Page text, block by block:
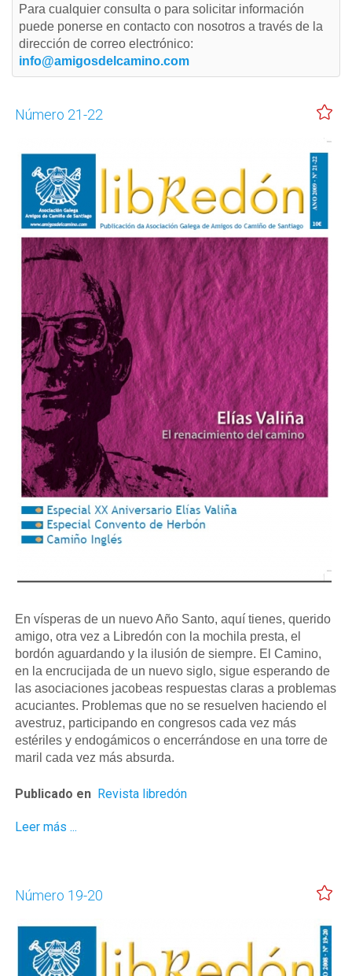
Para cualquier consulta o para solicitar información
puede ponerse en contacto con nosotros a través de la
dirección de correo electrónico:
info@amigosdelcamino.com
Número 21-22
En vísperas de un nuevo Año Santo, aquí tienes, querido
amigo, otra vez a Libredón con la mochila presta, el
bordón aguardando y la ilusión de siempre. El Camino,
en la encrucijada de un nuevo siglo, sigue esperando de
las asociaciones jacobeas respuestas claras a problemas
acuciantes. Problemas que no se resuelven haciendo el
avestruz, participando en congresos cada vez más
estériles y endogámicos o encerrándose en una torre de
maril cada vez más absurda.
Publicado en Revista libredón
Leer más ...
Número 19-20